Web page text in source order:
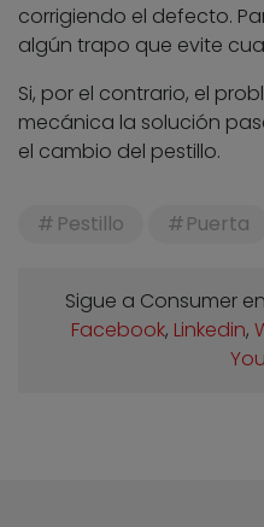
corrigiendo el defecto.
algún trapo que evite
Si, por el contrario, el
mecánica la solución
el cambio del pestillo.
Pestillo Puerta
Sigue a Consumer en
Facebook, Linkedin,